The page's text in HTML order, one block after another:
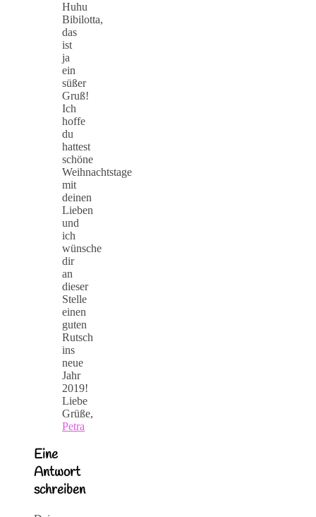
Huhu
Bibilotta,
das
ist
ja
ein
süßer
Gruß!
Ich
hoffe
du
hattest
schöne
Weihnachtstage
mit
deinen
Lieben
und
ich
wünsche
dir
an
dieser
Stelle
einen
guten
Rutsch
ins
neue
Jahr
2019!
Liebe
Grüße,
Petra
Eine
Antwort
schreiben